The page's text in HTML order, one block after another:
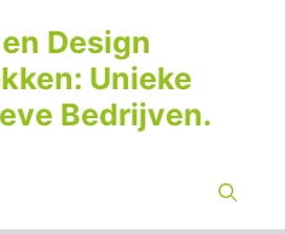
Design
Unieke
Bedrijven.